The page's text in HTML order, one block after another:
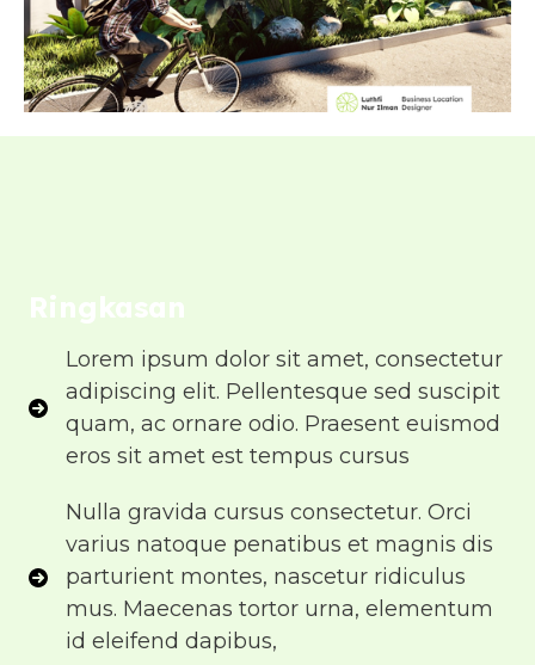
Ringkasan
Lorem ipsum dolor sit amet, consectetur
adipiscing elit. Pellentesque sed suscipit
quam, ac ornare odio. Praesent euismod
eros sit amet est tempus cursus
Nulla gravida cursus consectetur. Orci
varius natoque penatibus et magnis dis
parturient montes, nascetur ridiculus
mus. Maecenas tortor urna, elementum
id eleifend dapibus,